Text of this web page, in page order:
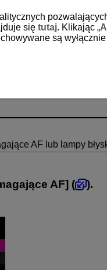
AF lub lampy
AF] (
).
się tutaj. Klikając „
są